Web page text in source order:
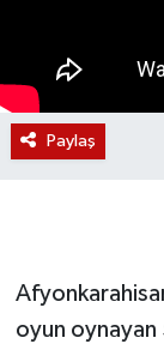
Paylaş
oyun oynayan